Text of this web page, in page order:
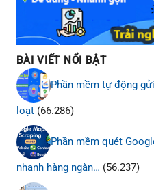
BÀI VIẾT NỔI BẬT
Phần mềm tự động
loạt (66.286)
Phần mềm quét
nhanh hàng ngàn… (56.237)